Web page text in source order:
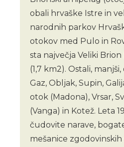
obali hrvaške Istre in
narodnih parkov
otokov med Pulo in
sta največja Veliki
(1,7 km2). Ostali,
Gaz, Obljak, Supin,
otok (Madona), Vrsar,
(Vanga) in Kotež. Leta
čudovite narave,
mešanice